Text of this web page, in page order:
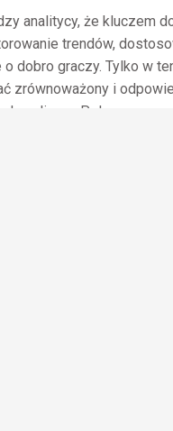
analitycy, że kluczem
trendów,
dobro graczy. Tylko w
zrównoważony i
online w Polsce.